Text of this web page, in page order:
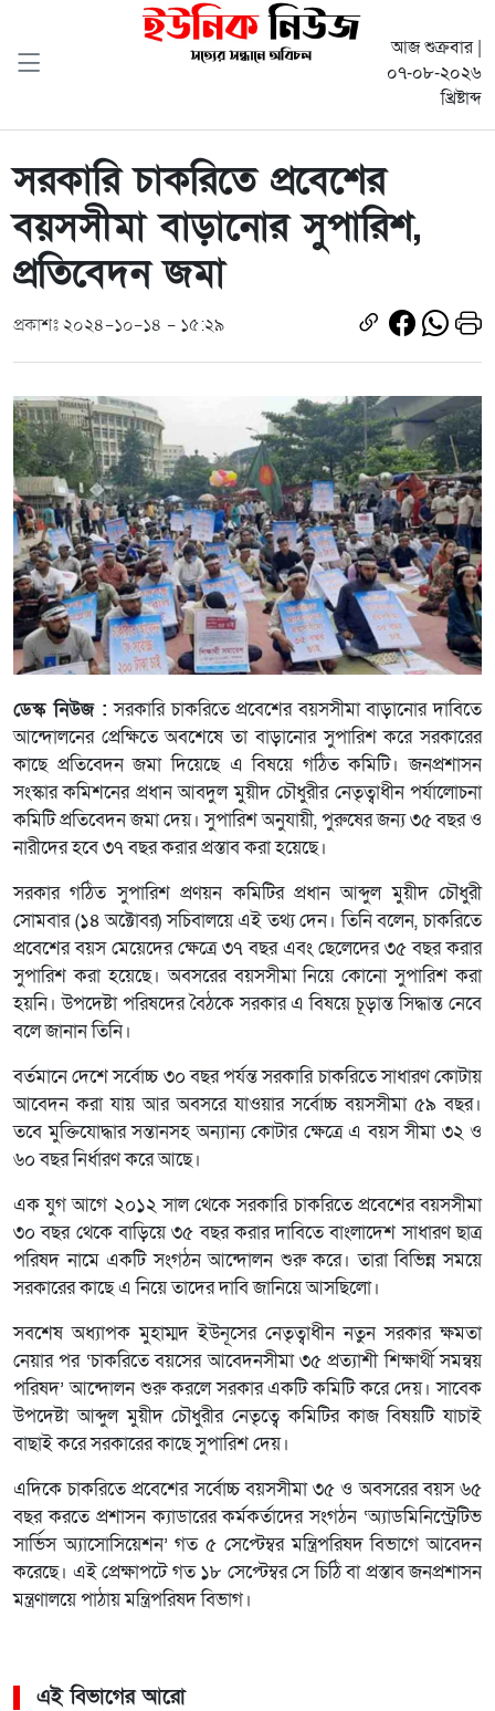
আজ শুক্রবার |
০৭-০৮-২০২৬
খ্রিষ্টাব্দ
সরকারি চাকরিতে প্রবেশের
বয়সসীমা বাড়ানোর সুপারিশ,
প্রতিবেদন জমা
প্রকাশঃ ২০২৪-১০-১৪ - ১৫:২৯
ডেস্ক নিউজ : সরকারি চাকরিতে প্রবেশের বয়সসীমা বাড়ানোর দাবিতে
আন্দোলনের প্রেক্ষিতে অবশেষে তা বাড়ানোর সুপারিশ করে সরকারের
কাছে প্রতিবেদন জমা দিয়েছে এ বিষয়ে গঠিত কমিটি। জনপ্রশাসন
সংস্কার কমিশনের প্রধান আবদুল মুয়ীদ চৌধুরীর নেতৃত্বাধীন পর্যালোচনা
কমিটি প্রতিবেদন জমা দেয়। সুপারিশ অনুযায়ী, পুরুষের জন্য ৩৫ বছর ও
নারীদের হবে ৩৭ বছর করার প্রস্তাব করা হয়েছে।
সরকার গঠিত সুপারিশ প্রণয়ন কমিটির প্রধান আব্দুল মুয়ীদ চৌধুরী
সোমবার (১৪ অক্টোবর) সচিবালয়ে এই তথ্য দেন। তিনি বলেন, চাকরিতে
প্রবেশের বয়স মেয়েদের ক্ষেত্রে ৩৭ বছর এবং ছেলেদের ৩৫ বছর করার
সুপারিশ করা হয়েছে। অবসরের বয়সসীমা নিয়ে কোনো সুপারিশ করা
হয়নি। উপদেষ্টা পরিষদের বৈঠকে সরকার এ বিষয়ে চূড়ান্ত সিদ্ধান্ত নেবে
বলে জানান তিনি।
বর্তমানে দেশে সর্বোচ্চ ৩০ বছর পর্যন্ত সরকারি চাকরিতে সাধারণ কোটায়
আবেদন করা যায় আর অবসরে যাওয়ার সর্বোচ্চ বয়সসীমা ৫৯ বছর।
তবে মুক্তিযোদ্ধার সন্তানসহ অন্যান্য কোটার ক্ষেত্রে এ বয়স সীমা ৩২ ও
৬০ বছর নির্ধারণ করে আছে।
এক যুগ আগে ২০১২ সাল থেকে সরকারি চাকরিতে প্রবেশের বয়সসীমা
৩০ বছর থেকে বাড়িয়ে ৩৫ বছর করার দাবিতে বাংলাদেশ সাধারণ ছাত্র
পরিষদ নামে একটি সংগঠন আন্দোলন শুরু করে। তারা বিভিন্ন সময়ে
সরকারের কাছে এ নিয়ে তাদের দাবি জানিয়ে আসছিলো।
সবশেষ অধ্যাপক মুহাম্মদ ইউনূসের নেতৃত্বাধীন নতুন সরকার ক্ষমতা
নেয়ার পর ‘চাকরিতে বয়সের আবেদনসীমা ৩৫ প্রত্যাশী শিক্ষার্থী সমন্বয়
পরিষদ’ আন্দোলন শুরু করলে সরকার একটি কমিটি করে দেয়। সাবেক
উপদেষ্টা আব্দুল মুয়ীদ চৌধুরীর নেতৃত্বে কমিটির কাজ বিষয়টি যাচাই
বাছাই করে সরকারের কাছে সুপারিশ দেয়।
এদিকে চাকরিতে প্রবেশের সর্বোচ্চ বয়সসীমা ৩৫ ও অবসরের বয়স ৬৫
বছর করতে প্রশাসন ক্যাডারের কর্মকর্তাদের সংগঠন ‘অ্যাডমিনিস্ট্রেটিভ
সার্ভিস অ্যাসোসিয়েশন’ গত ৫ সেপ্টেম্বর মন্ত্রিপরিষদ বিভাগে আবেদন
করেছে। এই প্রেক্ষাপটে গত ১৮ সেপ্টেম্বর সে চিঠি বা প্রস্তাব জনপ্রশাসন
মন্ত্রণালয়ে পাঠায় মন্ত্রিপরিষদ বিভাগ।
এই বিভাগের আরো